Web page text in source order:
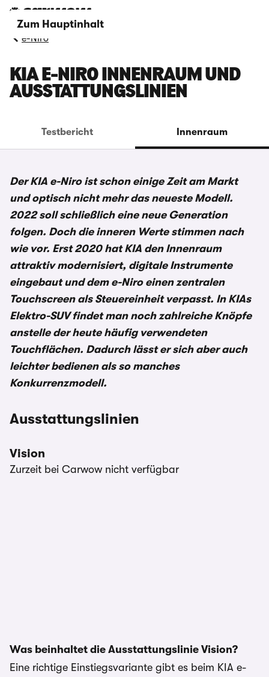
Zum Hauptinhalt
e-Niro
KIA E-NIRO INNENRAUM UND
AUSSTATTUNGSLINIEN
Testbericht Innenraum
Der KIA e-Niro ist schon einige Zeit am Markt
und optisch nicht mehr das neueste Modell.
2022 soll schließlich eine neue Generation
folgen. Doch die inneren Werte stimmen nach
wie vor. Erst 2020 hat KIA den Innenraum
attraktiv modernisiert, digitale Instrumente
eingebaut und dem e-Niro einen zentralen
Touchscreen als Steuereinheit verpasst. In KIAs
Elektro-SUV findet man noch zahlreiche Knöpfe
anstelle der heute häufig verwendeten
Touchflächen. Dadurch lässt er sich aber auch
leichter bedienen als so manches
Konkurrenzmodell.
Ausstattungslinien
Vision
Zurzeit bei Carwow nicht verfügbar
Was beinhaltet die Ausstattungslinie Vision?
Eine richtige Einstiegsvariante gibt es beim KIA e-